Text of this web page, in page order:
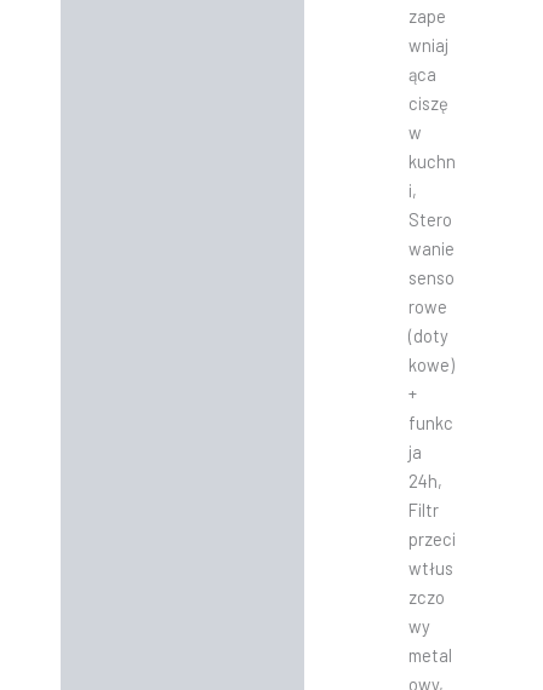
zape
wniaj
ąca
ciszę
w
kuchn
i,
Stero
wanie
senso
rowe
(doty
kowe)
+
funkc
ja
24h,
Filtr
przeci
wtłus
zczo
wy
metal
owy,